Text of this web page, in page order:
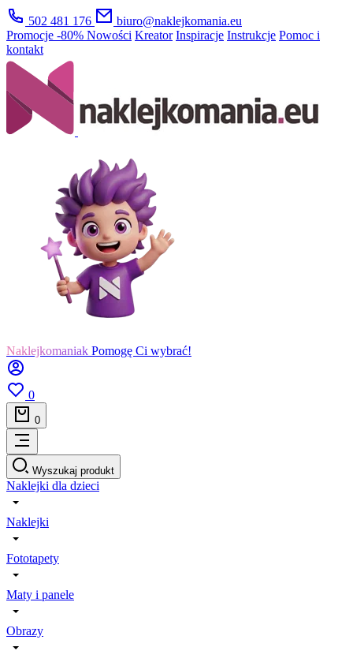
502 481 176
biuro@naklejkomania.eu
Promocje -80% Nowości Kreator Inspiracje Instrukcje Pomoc i
kontakt
Naklejkomaniak Pomogę Ci wybrać!
0
0
Wyszukaj produkt
Naklejki dla dzieci
Naklejki
Fototapety
Maty i panele
Obrazy